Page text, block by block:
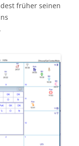
früher seinen